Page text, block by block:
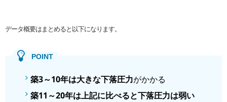
データ概要はまとめると以下になります。
築3～10年は大きな下落圧力がかかる
築11～20年は上記に比べると下落圧力は弱い